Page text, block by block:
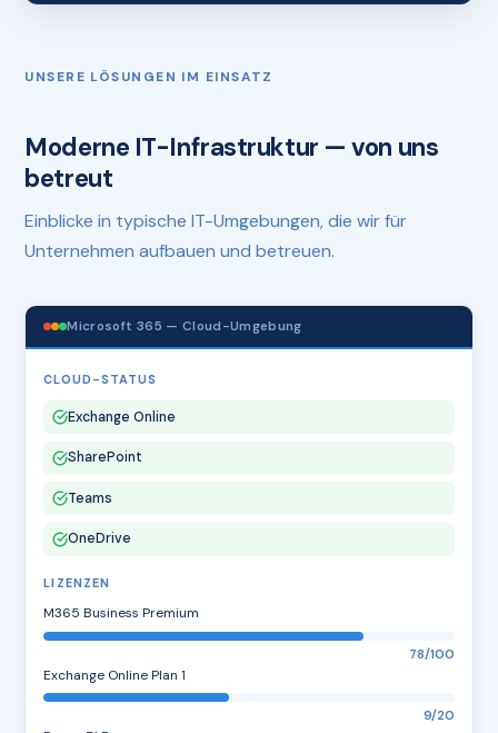
UNSERE LÖSUNGEN IM EINSATZ
Moderne IT-Infrastruktur — von uns
betreut
Einblicke in typische IT-Umgebungen, die wir für
Unternehmen aufbauen und betreuen.
Microsoft 365 — Cloud-Umgebung
CLOUD-STATUS
Exchange Online
SharePoint
Teams
OneDrive
LIZENZEN
M365 Business Premium
78/100
Exchange Online Plan 1
9/20